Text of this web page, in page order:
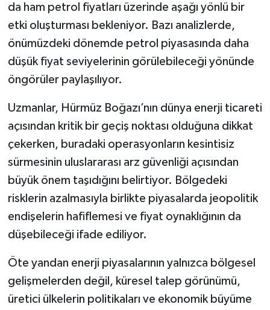
da ham petrol fiyatları üzerinde aşağı yönlü bir
etki oluşturması bekleniyor. Bazı analizlerde,
önümüzdeki dönemde petrol piyasasında daha
düşük fiyat seviyelerinin görülebileceği yönünde
öngörüler paylaşılıyor.
Uzmanlar, Hürmüz Boğazı’nın dünya enerji ticareti
açısından kritik bir geçiş noktası olduğuna dikkat
çekerken, buradaki operasyonların kesintisiz
sürmesinin uluslararası arz güvenliği açısından
büyük önem taşıdığını belirtiyor. Bölgedeki
risklerin azalmasıyla birlikte piyasalarda jeopolitik
endişelerin hafiflemesi ve fiyat oynaklığının da
düşebileceği ifade ediliyor.
Öte yandan enerji piyasalarının yalnızca bölgesel
gelişmelerden değil, küresel talep görünümü,
üretici ülkelerin politikaları ve ekonomik büyüme